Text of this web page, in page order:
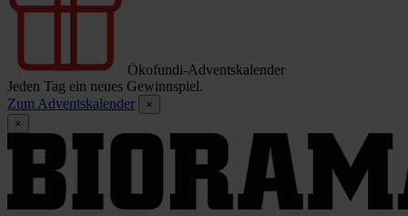
Ökofundi-Adventskalender
Jeden Tag ein neues Gewinnspiel.
Zum Adventskalender
×
×